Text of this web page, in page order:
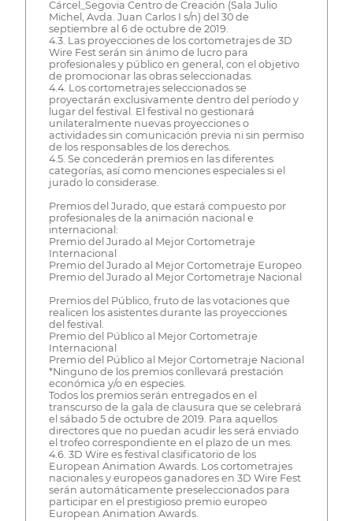
Cárcel_Segovia Centro de Creación (Sala Julio
Michel, Avda. Juan Carlos I s/n) del 30 de
septiembre al 6 de octubre de 2019.
4.3. Las proyecciones de los cortometrajes de 3D
Wire Fest serán sin ánimo de lucro para
profesionales y público en general, con el objetivo
de promocionar las obras seleccionadas.
4.4. Los cortometrajes seleccionados se
proyectarán exclusivamente dentro del período y
lugar del festival. El festival no gestionará
unilateralmente nuevas proyecciones o
actividades sin comunicación previa ni sin permiso
de los responsables de los derechos.
4.5. Se concederán premios en las diferentes
categorías, así como menciones especiales si el
jurado lo considerase.
Premios del Jurado, que estará compuesto por
profesionales de la animación nacional e
internacional:
Premio del Jurado al Mejor Cortometraje
Internacional
Premio del Jurado al Mejor Cortometraje Europeo
Premio del Jurado al Mejor Cortometraje Nacional
Premios del Público, fruto de las votaciones que
realicen los asistentes durante las proyecciones
del festival.
Premio del Público al Mejor Cortometraje
Internacional
Premio del Público al Mejor Cortometraje Nacional
*Ninguno de los premios conllevará prestación
económica y/o en especies.
Todos los premios serán entregados en el
transcurso de la gala de clausura que se celebrará
el sábado 5 de octubre de 2019. Para aquellos
directores que no puedan acudir les será enviado
el trofeo correspondiente en el plazo de un mes.
4.6. 3D Wire es festival clasificatorio de los
European Animation Awards. Los cortometrajes
nacionales y europeos ganadores en 3D Wire Fest
serán automáticamente preseleccionados para
participar en el prestigioso premio europeo
European Animation Awards.